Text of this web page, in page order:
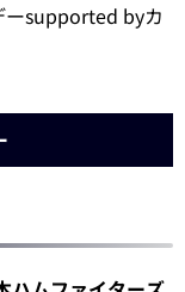
ーsupported byカ